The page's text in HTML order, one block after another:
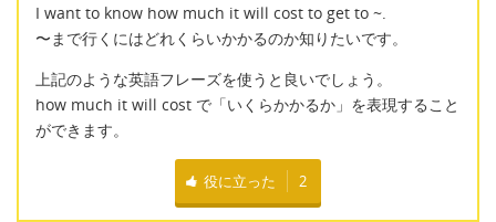
I want to know how much it will cost to get to ~.
〜まで行くにはどれくらいかかるのか知りたいです。
上記のような英語フレーズを使うと良いでしょう。
how much it will cost で「いくらかかるか」を表現すること
ができます。
役に立った 2